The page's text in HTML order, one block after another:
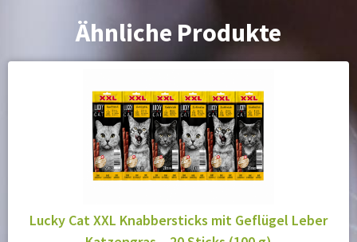
Ähnliche Produkte
Lucky Cat XXL Knabbersticks mit Geflügel Leber